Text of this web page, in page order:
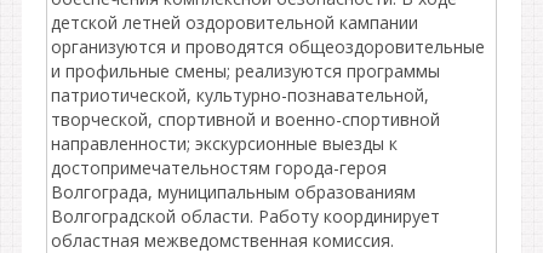
детской летней оздоровительной кампании
организуются и проводятся общеоздоровительные
и профильные смены; реализуются программы
патриотической, культурно-познавательной,
творческой, спортивной и военно-спортивной
направленности; экскурсионные выезды к
достопримечательностям города-героя
Волгограда, муниципальным образованиям
Волгоградской области. Работу координирует
областная межведомственная комиссия.